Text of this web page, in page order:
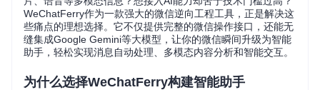
WeChatFerry作为一款强大的微信逆向工程工具，正是解决这
些痛点的理想选择。它不仅提供完整的微信操作接口，还能无
缝集成Google Gemini等大模型，让你的微信瞬间升级为智能
助手，轻松实现消息自动处理、多模态内容分析和智能交互。
为什么选择WeChatFerry构建智能助手